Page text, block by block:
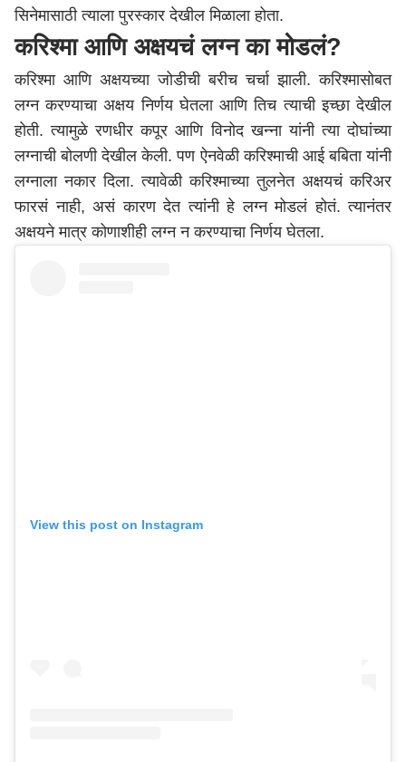
सिनेमासाठी त्याला पुरस्कार देखील मिळाला होता.
करिश्मा आणि अक्षयचं लग्न का मोडलं?
करिश्मा आणि अक्षयच्या जोडीची बरीच चर्चा झाली. करिश्मासोबत
लग्न करण्याचा अक्षय निर्णय घेतला आणि तिच त्याची इच्छा देखील
होती. त्यामुळे रणधीर कपूर आणि विनोद खन्ना यांनी त्या दोघांच्या
लग्नाची बोलणी देखील केली. पण ऐनवेळी करिश्माची आई बबिता यांनी
लग्नाला नकार दिला. त्यावेळी करिश्माच्या तुलनेत अक्षयचं करिअर
फारसं नाही, असं कारण देत त्यांनी हे लग्न मोडलं होतं. त्यानंतर
अक्षयने मात्र कोणाशीही लग्न न करण्याचा निर्णय घेतला.
View this post on Instagram